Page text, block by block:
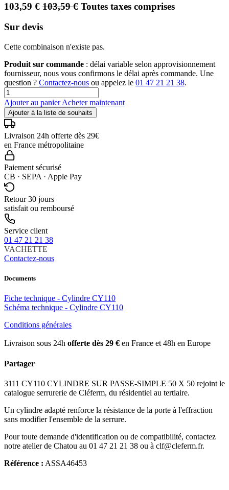
103,59 € 103,59€ Toutes taxes comprises
Sur devis
Cette combinaison n'existe pas.
Produit sur commande : délai variable selon approvisionnement
fournisseur, nous vous confirmons le délai après commande. Une
question ? Contactez-nous ou appelez le 01 47 21 21 38.
Ajouter au panierAcheter maintenant
Ajouter à la liste de souhaits
Livraison 24h offerte dès 29€
en France métropolitaine
Paiement sécurisé
CB · SEPA · Apple Pay
Retour 30 jours
satisfait ou remboursé
Service client
01 47 21 21 38
VACHETTE
Contactez-nous
Documents
Fiche technique - Cylindre CY110
Schéma technique - Cylindre CY110
Conditions générales
Livraison sous 24h offerte dès 29 € en France et 48h en Europe
Partager
3111 CY110 CYLINDRE SUR PASSE-SIMPLE 50 X 50 rejoint le
catalogue serrurerie de Cléferm, du résidentiel au tertiaire.
Un cylindre adapté renforce la résistance de la porte à l'effraction
sans modifier l'ensemble de la serrure.
Pour toute demande d'identification ou de compatibilité, contactez
notre atelier de Chatou au 01 47 21 21 38 ou à clf@cleferm.fr.
Référence : ASSA46453